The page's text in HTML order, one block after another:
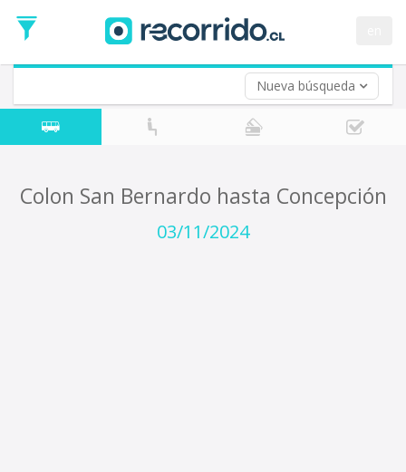
Nueva búsqueda
de
Ida
Vuelta (opcional)
Fecha
de
Colon San Bernardo hasta Concepción
03/11/2024